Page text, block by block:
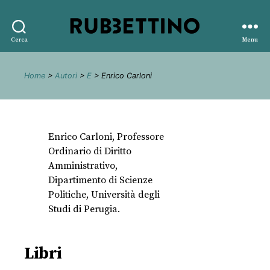
Cerca
editore
Menu
Home > Autori > E > Enrico Carloni
Enrico Carloni, Professore
Ordinario di Diritto
Amministrativo,
Dipartimento di Scienze
Politiche, Università degli
Studi di Perugia.
Libri